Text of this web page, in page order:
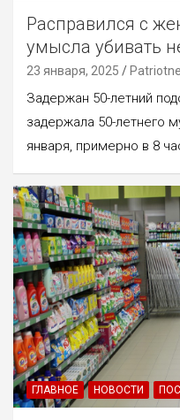
Расправился с
умысла убивать
23 января, 2025
Задержан 50-летний
задержала 50-летнего
января, примерно в 8
ГЛАВНОЕ НОВОСТИ